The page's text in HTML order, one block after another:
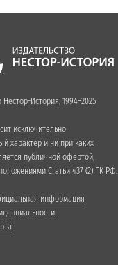
История, 1994–2025
исключительно
характер и ни при каких
публичной офертой,
Статьи 437 (2) ГК РФ.
информация